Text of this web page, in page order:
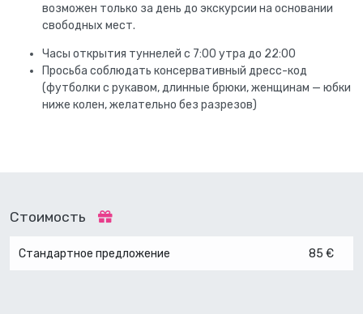
возможен только за день до экскурсии на основании
свободных мест.
Часы открытия туннелей с 7:00 утра до 22:00
Просьба соблюдать консервативный дресс-код
(футболки с рукавом, длинные брюки, женщинам — юбки
ниже колен, желательно без разрезов)
Стоимость
Стандартное предложение 85 €